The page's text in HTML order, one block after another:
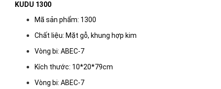
KUDU 1300
Mã sản phẩm: 1300
Chất liệu: Mặt gỗ, khung hợp kim
Vòng bi: ABEC-7
Kích thước: 10*20*79cm
Vòng bi: ABEC-7